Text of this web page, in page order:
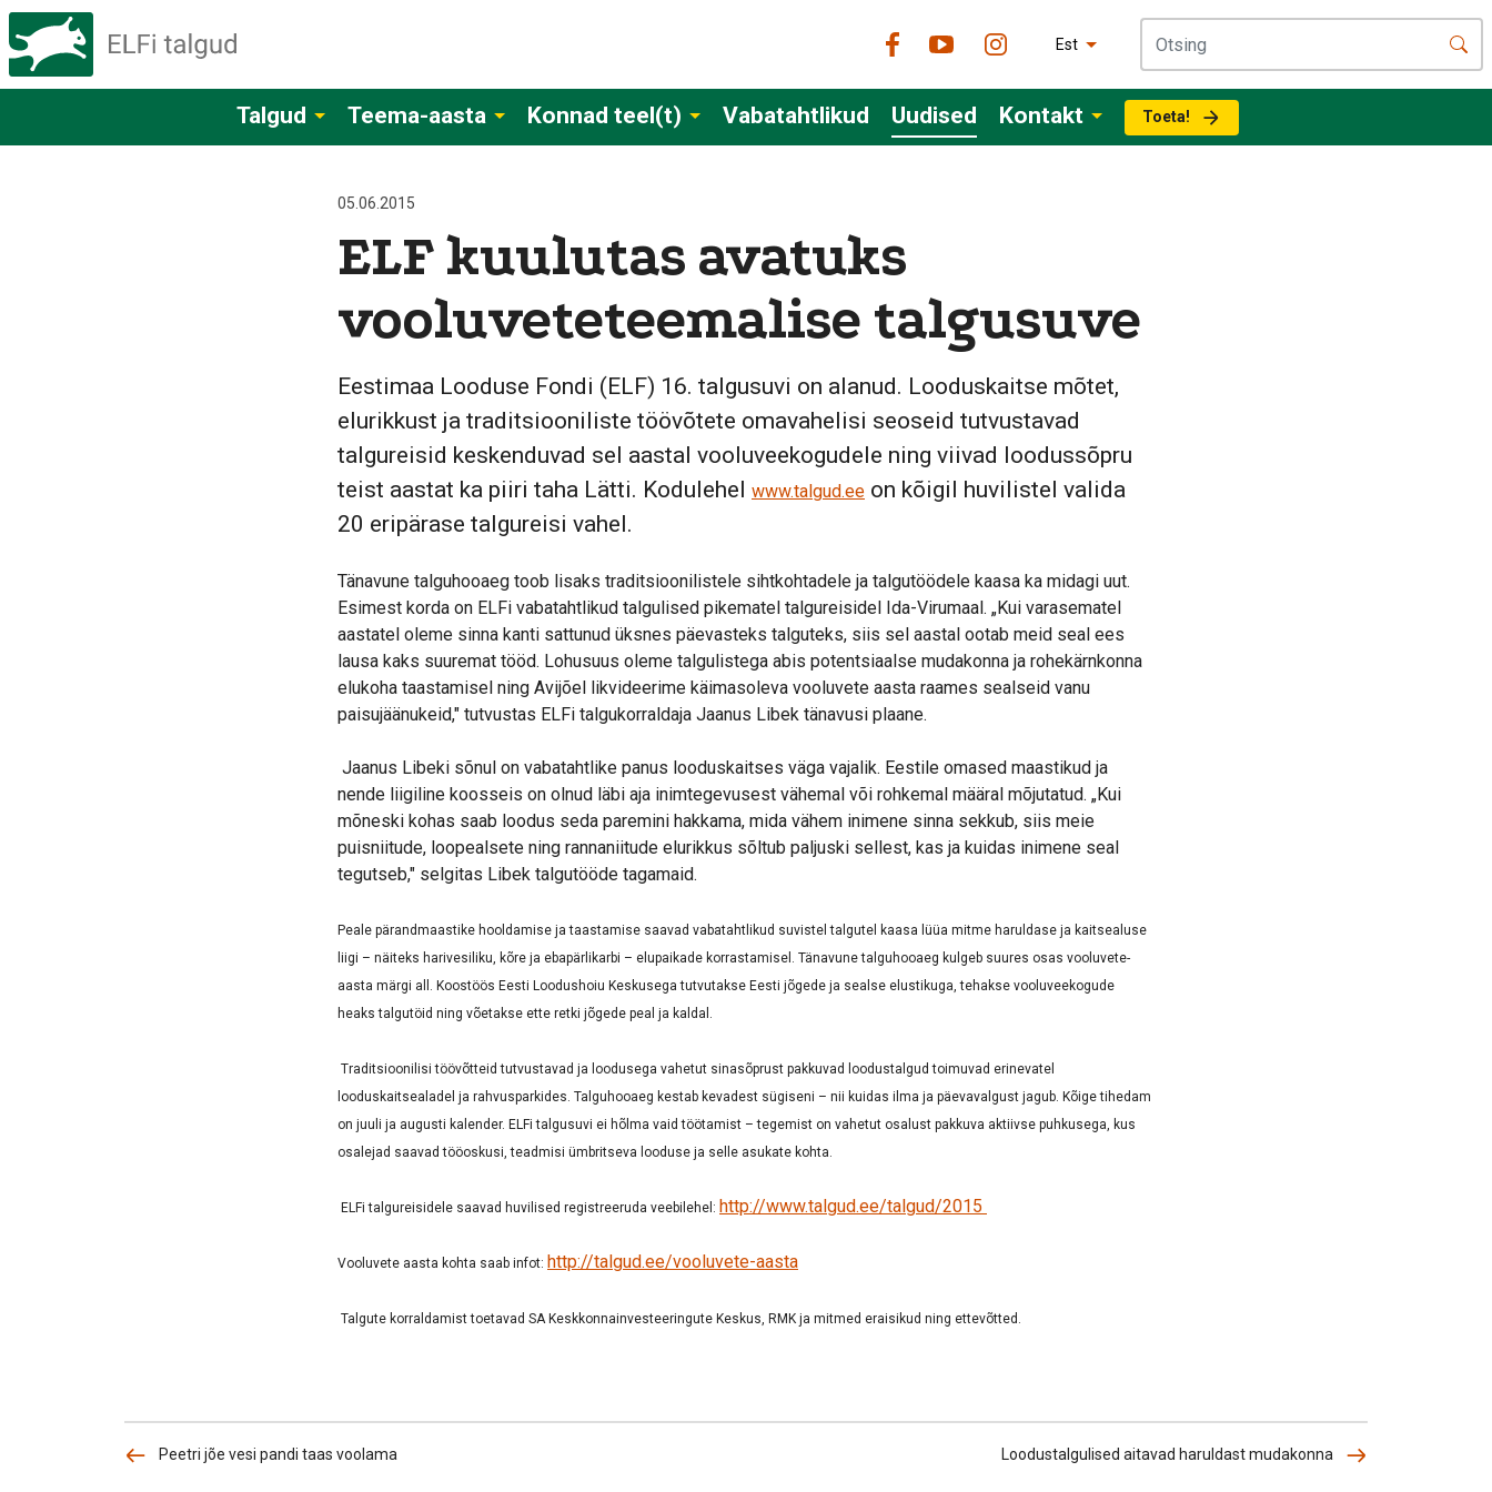
Est
Talgud Teema-aasta Konnad teel(t) Vabatahtlikud Uudised Kontakt Toeta!
05.06.2015
ELF kuulutas avatuks
vooluveteteemalise talgusuve
Eestimaa Looduse Fondi (ELF) 16. talgusuvi on alanud. Looduskaitse mõtet,
elurikkust ja traditsiooniliste töövõtete omavahelisi seoseid tutvustavad
talgureisid keskenduvad sel aastal vooluveekogudele ning viivad loodussõpru
teist aastat ka piiri taha Lätti. Kodulehel www.talgud.ee on kõigil huvilistel valida
20 eripärase talgureisi vahel.
Tänavune talguhooaeg toob lisaks traditsioonilistele sihtkohtadele ja talgutöödele kaasa ka midagi uut.
Esimest korda on ELFi vabatahtlikud talgulised pikematel talgureisidel Ida-Virumaal. „Kui varasematel
aastatel oleme sinna kanti sattunud üksnes päevasteks talguteks, siis sel aastal ootab meid seal ees
lausa kaks suuremat tööd. Lohusuus oleme talgulistega abis potentsiaalse mudakonna ja rohekärnkonna
elukoha taastamisel ning Avijõel likvideerime käimasoleva vooluvete aasta raames sealseid vanu
paisujäänukeid," tutvustas ELFi talgukorraldaja Jaanus Libek tänavusi plaane.
Jaanus Libeki sõnul on vabatahtlike panus looduskaitses väga vajalik. Eestile omased maastikud ja
nende liigiline koosseis on olnud läbi aja inimtegevusest vähemal või rohkemal määral mõjutatud. „Kui
mõneski kohas saab loodus seda paremini hakkama, mida vähem inimene sinna sekkub, siis meie
puisniitude, loopealsete ning rannaniitude elurikkus sõltub paljuski sellest, kas ja kuidas inimene seal
tegutseb," selgitas Libek talgutööde tagamaid.
Peale pärandmaastike hooldamise ja taastamise saavad vabatahtlikud suvistel talgutel kaasa lüüa mitme haruldase ja kaitsealuse
liigi – näiteks harivesiliku, kõre ja ebapärlikarbi – elupaikade korrastamisel. Tänavune talguhooaeg kulgeb suures osas vooluvete-
aasta märgi all. Koostöös Eesti Loodushoiu Keskusega tutvutakse Eesti jõgede ja sealse elustikuga, tehakse vooluveekogude
heaks talgutöid ning võetakse ette retki jõgede peal ja kaldal.
Traditsioonilisi töövõtteid tutvustavad ja loodusega vahetut sinasõprust pakkuvad loodustalgud toimuvad erinevatel
looduskaitsealadel ja rahvusparkides. Talguhooaeg kestab kevadest sügiseni – nii kuidas ilma ja päevavalgust jagub. Kõige tihedam
on juuli ja augusti kalender. ELFi talgusuvi ei hõlma vaid töötamist – tegemist on vahetut osalust pakkuva aktiivse puhkusega, kus
osalejad saavad tööoskusi, teadmisi ümbritseva looduse ja selle asukate kohta.
ELFi talgureisidele saavad huvilised registreeruda veebilehel: http://www.talgud.ee/talgud/2015
Vooluvete aasta kohta saab infot: http://talgud.ee/vooluvete-aasta
Talgute korraldamist toetavad SA Keskkonnainvesteeringute Keskus, RMK ja mitmed eraisikud ning ettevõtted.
Peetri jõe vesi pandi taas voolama Loodustalgulised aitavad haruldast mudakonna